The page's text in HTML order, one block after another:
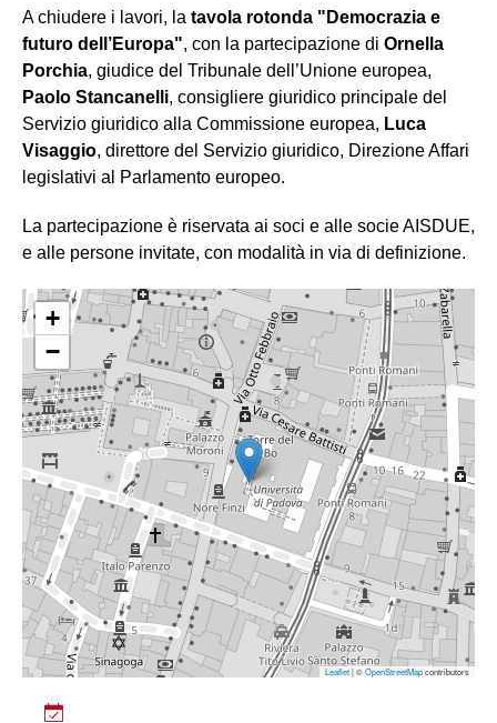
A chiudere i lavori, la tavola rotonda "Democrazia e
futuro dell’Europa", con la partecipazione di Ornella
Porchia, giudice del Tribunale dell’Unione europea,
Paolo Stancanelli, consigliere giuridico principale del
Servizio giuridico alla Commissione europea, Luca
Visaggio, direttore del Servizio giuridico, Direzione Affari
legislativi al Parlamento europeo.
La partecipazione è riservata ai soci e alle socie AISDUE,
e alle persone invitate, con modalità in via di definizione.
+
−
Leaflet| ©OpenStreetMapcontributors